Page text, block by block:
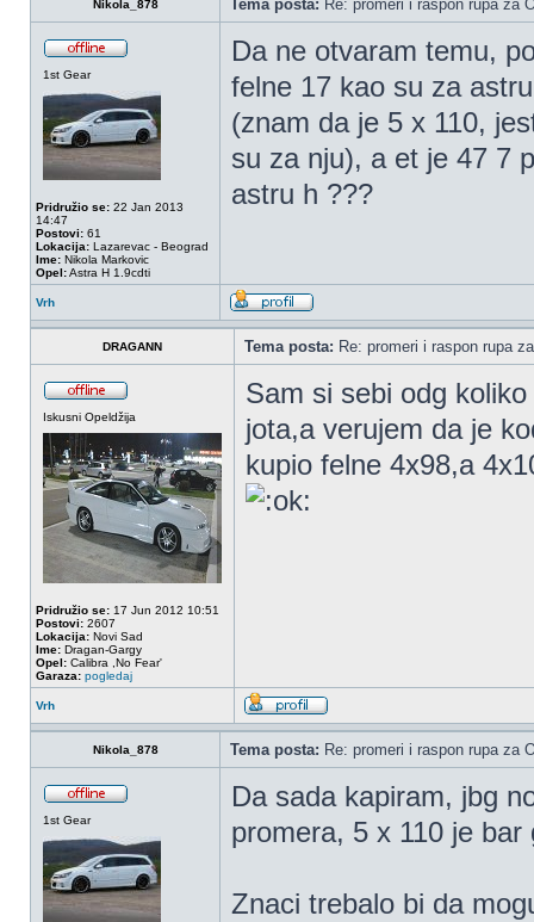
Nikola_878 Tema posta: Re: promeri i raspon rupa za
1st Gear
Pridružio se: 22 Jan 2013
14:47
Postovi: 61
Lokacija: Lazarevac - Beograd
Ime: Nikola Markovic
Opel:Astra H 1.9cdti
Da ne otvaram temu,
felne 17 kao su za
(znam da je 5 x 110,
su za nju), a et je 47 7
astru h ???
Vrh
DRAGANN Tema posta: Re: promeri i raspon rupa
Iskusni Opeldžija
Pridružio se: 17 Jun 2012 10:51
Postovi: 2607
Lokacija: Novi Sad
Ime: Dragan-Gargy
Opel: Calibra ,No Fear'
Garaza: pogledaj
Sam si sebi odg
jota,a verujem da je
kupio felne 4x98,a
Vrh
Nikola_878 Tema posta: Re: promeri i raspon rupa za
1st Gear
Da sada kapiram, jbg
promera, 5 x 110 je
Znaci trebalo bi da